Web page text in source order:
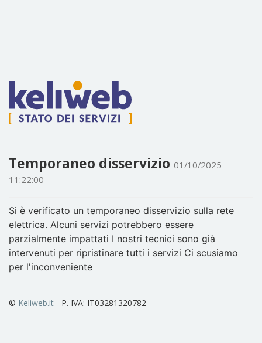
Temporaneo disservizio 01/10/2025
11:22:00
Si è verificato un temporaneo disservizio sulla rete
elettrica. Alcuni servizi potrebbero essere
parzialmente impattati I nostri tecnici sono già
intervenuti per ripristinare tutti i servizi Ci scusiamo
per l'inconveniente
© Keliweb.it - P. IVA: IT03281320782